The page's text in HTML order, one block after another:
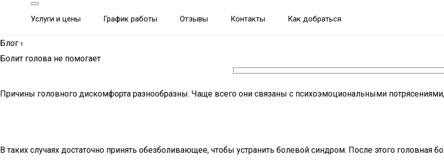
Услуги и цены График работы Отзывы Контакты Как добраться
Блог ›
Болит голова не помогает
Причины головного дискомфорта разнообразны. Чаще всего они связаны с психоэмоциональными
В таких случаях достаточно принять обезболивающее, чтобы устранить болевой синдром. После этого головная